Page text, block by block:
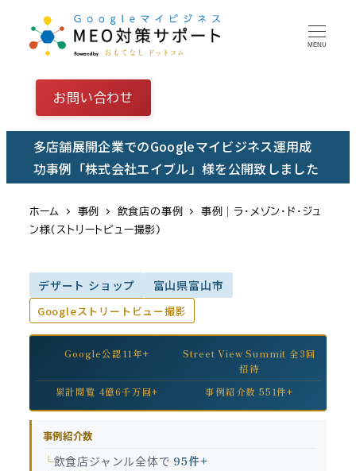
テ
MENU
お問い合わせ
多店舗展開企業でのGoogleマイビジネス運用成
功事例「株式会社エイブル」様を公開致しました
ホーム 事例 飲食店の事例
事例｜ラ・メゾン・ド・ジュ
ン様（ストリートビュー撮影）
デザート ショップ 富山県富山市
Googleストリートビュー撮影
Google公認11年+
Street View Summit 全3回
招待
累計閲覧 4億6千万回+
事例紹介数 551件+
事例紹介数
飲食店ジャンル全体で 95件+